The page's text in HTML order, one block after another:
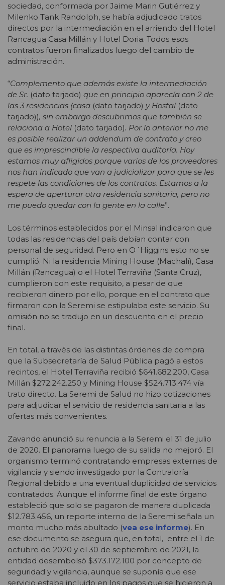
sociedad, conformada por Jaime Marin Gutiérrez y
Milenko Tank Randolph, se había adjudicado tratos
directos por la intermediación en el arriendo del Hotel
Rancagua Casa Millán y Hotel Doria. Todos esos
contratos fueron finalizados luego del cambio de
administración.
“Complemento que además existe la intermediación
de Sr. (dato tarjado) que en principio aparecía con 2 de
las 3 residencias (casa (dato tarjado) y Hostal (dato
tarjado)), sin embargo descubrimos que también se
relaciona a Hotel (dato tarjado). Por lo anterior no me
es posible realizar un addendum de contrato y creo
que es imprescindible la respectiva auditoría. Hoy
estamos muy afligidos porque varios de los proveedores
nos han indicado que van a judicializar para que se les
respete las condiciones de los contratos. Estamos a la
espera de aperturar otra residencia sanitaria, pero no
me puedo quedar con la gente en la calle”.
Los términos establecidos por el Minsal indicaron que
todas las residencias del país debían contar con
personal de seguridad. Pero en O´Higgins esto no se
cumplió. Ni la residencia Mining House (Machalí), Casa
Millán (Rancagua) o el Hotel Terraviña (Santa Cruz),
cumplieron con este requisito, a pesar de que
recibieron dinero por ello, porque en el contrato que
firmaron con la Seremi se estipulaba este servicio. Su
omisión no se tradujo en un descuento en el precio
final.
En total, a través de las distintas órdenes de compra
que la Subsecretaría de Salud Pública pagó a estos
recintos, el Hotel Terraviña recibió $641.682.200, Casa
Millán $272.242.250 y Mining House $524.713.474 vía
trato directo. La Seremi de Salud no hizo cotizaciones
para adjudicar el servicio de residencia sanitaria a las
ofertas más convenientes.
Zavando anunció su renuncia a la Seremi el 31 de julio
de 2020. El panorama luego de su salida no mejoró. El
organismo terminó contratando empresas externas de
vigilancia y siendo investigado por la Contraloría
Regional debido a una eventual duplicidad de servicios
contratados. Aunque el informe final de este órgano
estableció que solo se pagaron de manera duplicada
$12.783.456, un reporte interno de la Seremi señala un
monto mucho más abultado (vea ese informe). En
ese documento se asegura que, en total, entre el 1 de
octubre de 2020 y el 30 de septiembre de 2021, la
entidad desembolsó $373.172.100 por concepto de
seguridad y vigilancia, aunque se suponía que ese
servicio estaba incluido en los pagos que se hicieron a